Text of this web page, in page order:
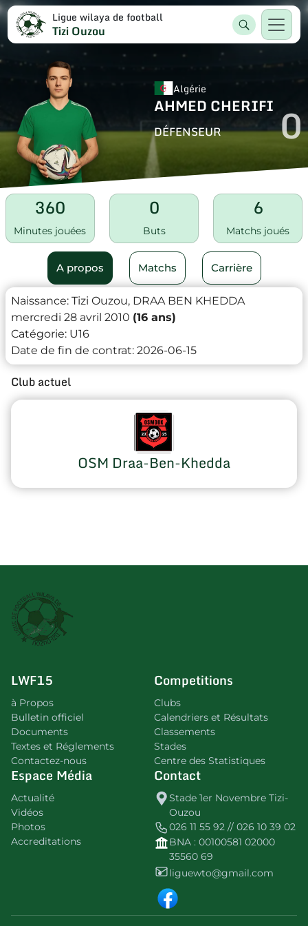
Ligue wilaya de football
Tizi Ouzou
Algérie
AHMED CHERIFI
DÉFENSEUR 0
360
Minutes jouées
0
Buts
6
Matchs joués
A propos Matchs Carrière
Naissance: Tizi Ouzou, DRAA BEN KHEDDA
mercredi 28 avril 2010 (16 ans)
Catégorie: U16
Date de fin de contrat: 2026-06-15
Club actuel
OSM Draa-Ben-Khedda
LWF15
à Propos
Bulletin officiel
Documents
Textes et Réglements
Contactez-nous
Competitions
Clubs
Calendriers et Résultats
Classements
Stades
Centre des Statistiques
Espace Média
Actualité
Vidéos
Photos
Accreditations
Contact
Stade 1er Novembre Tizi-
Ouzou
026 11 55 92 // 026 10 39 02
BNA : 00100581 02000
35560 69
liguewto@gmail.com